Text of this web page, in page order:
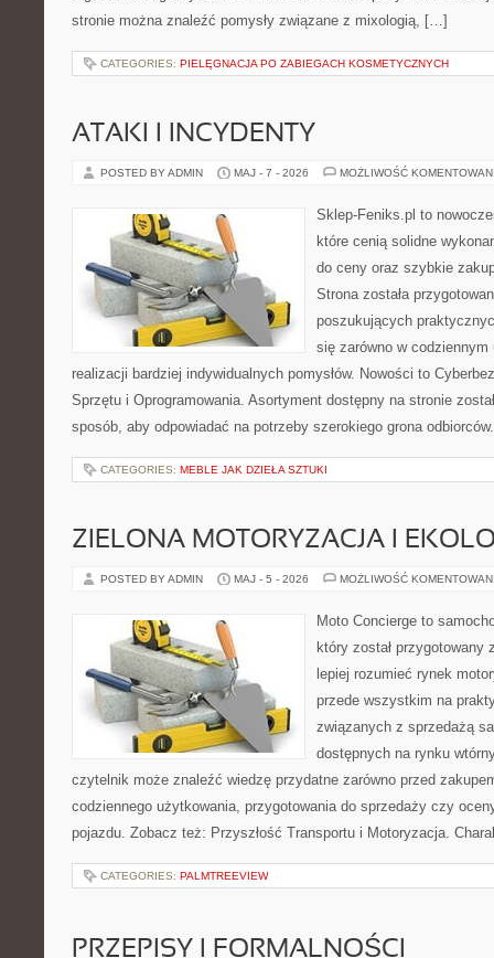
stronie można znaleźć pomysły związane z mixologią, […]
CATEGORIES: PIELĘGNACJA PO ZABIEGACH KOSMETYCZNYCH
ATAKI I INCYDENTY
POSTED BY ADMIN MAJ - 7 - 2026 MOŻLIWOŚĆ
Sklep-Feniks.pl to
które cenią solidne
do ceny oraz szybkie
Strona została
poszukujących
się zarówno w
realizacji bardziej indywidualnych pomysłów. Nowości to
Sprzętu i Oprogramowania. Asortyment dostępny na stronie
sposób, aby odpowiadać na potrzeby szerokiego grona
CATEGORIES: MEBLE JAK DZIEŁA SZTUKI
ZIELONA MOTORYZACJA I
POSTED BY ADMIN MAJ - 5 - 2026 MOŻLIWOŚĆ
Moto Concierge to
który został
lepiej rozumieć rynek
przede wszystkim na
związanych z sprzedażą
dostępnych na rynku
czytelnik może znaleźć wiedzę przydatne zarówno przed
codziennego użytkowania, przygotowania do sprzedaży czy
pojazdu. Zobacz też: Przyszłość Transportu i Motoryzacja.
CATEGORIES: PALMTREEVIEW
PRZEPISY I FORMALNOŚCI